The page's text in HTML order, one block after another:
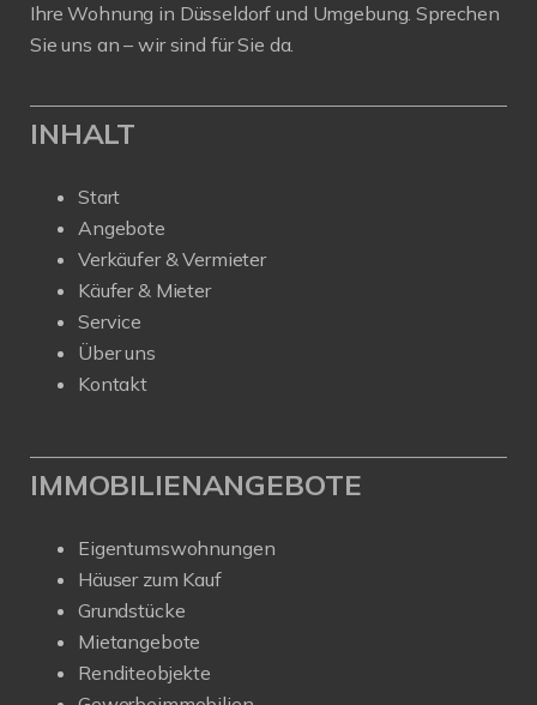
Ihre Wohnung in Düsseldorf und Umgebung. Sprechen
Sie uns an – wir sind für Sie da.
INHALT
Start
Angebote
Verkäufer & Vermieter
Käufer & Mieter
Service
Über uns
Kontakt
IMMOBILIENANGEBOTE
Eigentumswohnungen
Häuser zum Kauf
Grundstücke
Mietangebote
Renditeobjekte